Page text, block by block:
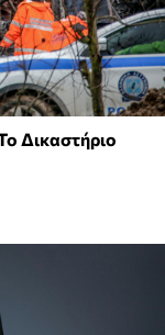
Δικαστήριο